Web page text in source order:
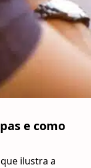
e como
ilustra a